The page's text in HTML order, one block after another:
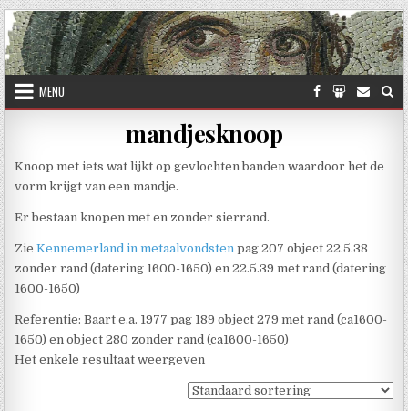
Skip to content
MENU
mandjesknoop
Knoop met iets wat lijkt op gevlochten banden waardoor het de
vorm krijgt van een mandje.
Er bestaan knopen met en zonder sierrand.
ZieKennemerland in metaalvondsten pag 207 object 22.5.38
zonder rand (datering 1600-1650) en 22.5.39 met rand (datering
1600-1650)
Referentie: Baart e.a. 1977 pag 189 object 279 met rand (ca1600-
1650) en object 280 zonder rand (ca1600-1650)
Het enkele resultaat weergeven